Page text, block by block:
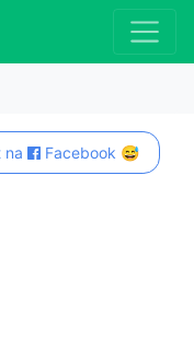
na Facebook 😅